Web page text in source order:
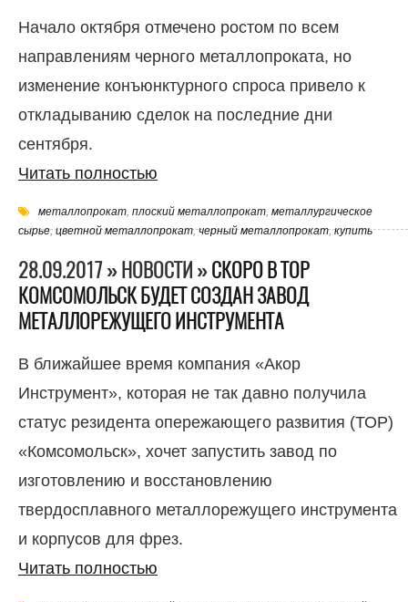
Начало октября отмечено ростом по всем
направлениям черного металлопроката, но
изменение конъюнктурного спроса привело к
откладыванию сделок на последние дни
сентября.
Читать полностью
металлопрокат, плоский металлопрокат, металлургическое
сырье,цветной металлопрокат,черный металлопрокат,купить
28.09.2017 » НОВОСТИ »СКОРО В ТОР
КОМСОМОЛЬСК БУДЕТ СОЗДАН ЗАВОД
МЕТАЛЛОРЕЖУЩЕГО ИНСТРУМЕНТА
В ближайшее время компания «Акор
Инструмент», которая не так давно получила
статус резидента опережающего развития (ТОР)
«Комсомольск», хочет запустить завод по
изготовлению и восстановлению
твердосплавного металлорежущего инструмента
и корпусов для фрез.
Читать полностью